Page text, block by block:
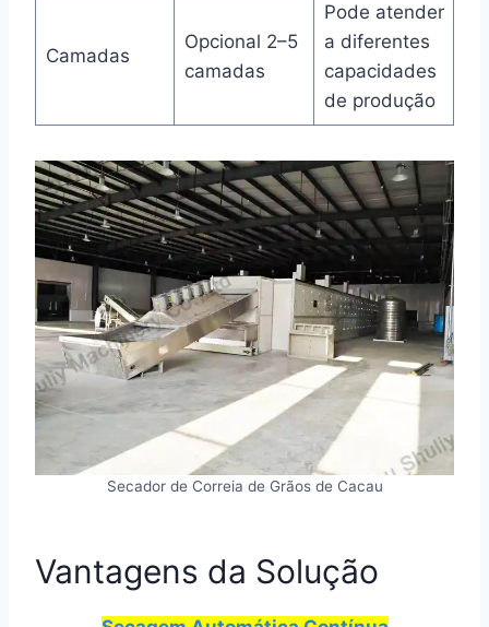
Camadas
Opcional 2–5
camadas
Pode atender
a diferentes
capacidades
de produção
Secador de Correia de Grãos de Cacau
Vantagens da Solução